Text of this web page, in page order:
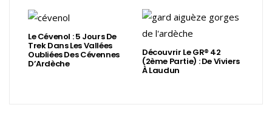
Le Cévenol : 5 Jours De
Trek Dans Les Vallées
Oubliées Des Cévennes
D’Ardèche
Découvrir Le GR® 42
(2ème Partie) : De Viviers
À Laudun